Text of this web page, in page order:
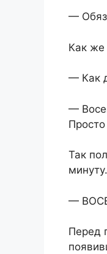
—
Как же
— Как
—
Так
минуту.
—
Перед